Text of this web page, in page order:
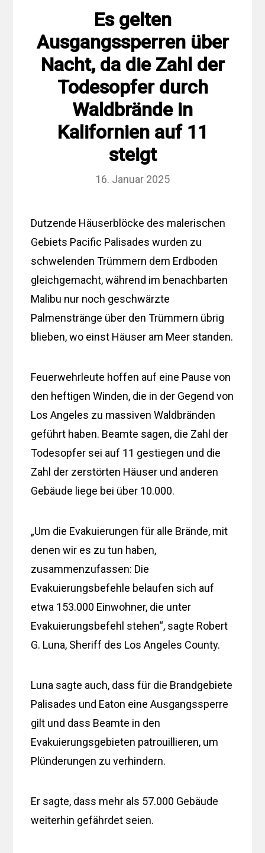
Es gelten
Ausgangssperren über
Nacht, da die Zahl der
Todesopfer durch
Waldbrände in
Kalifornien auf 11
steigt
16. Januar 2025
Dutzende Häuserblöcke des malerischen
Gebiets Pacific Palisades wurden zu
schwelenden Trümmern dem Erdboden
gleichgemacht, während im benachbarten
Malibu nur noch geschwärzte
Palmenstränge über den Trümmern übrig
blieben, wo einst Häuser am Meer standen.
Feuerwehrleute hoffen auf eine Pause von
den heftigen Winden, die in der Gegend von
Los Angeles zu massiven Waldbränden
geführt haben. Beamte sagen, die Zahl der
Todesopfer sei auf 11 gestiegen und die
Zahl der zerstörten Häuser und anderen
Gebäude liege bei über 10.000.
„Um die Evakuierungen für alle Brände, mit
denen wir es zu tun haben,
zusammenzufassen: Die
Evakuierungsbefehle belaufen sich auf
etwa 153.000 Einwohner, die unter
Evakuierungsbefehl stehen“, sagte Robert
G. Luna, Sheriff des Los Angeles County.
Luna sagte auch, dass für die Brandgebiete
Palisades und Eaton eine Ausgangssperre
gilt und dass Beamte in den
Evakuierungsgebieten patrouillieren, um
Plünderungen zu verhindern.
Er sagte, dass mehr als 57.000 Gebäude
weiterhin gefährdet seien.